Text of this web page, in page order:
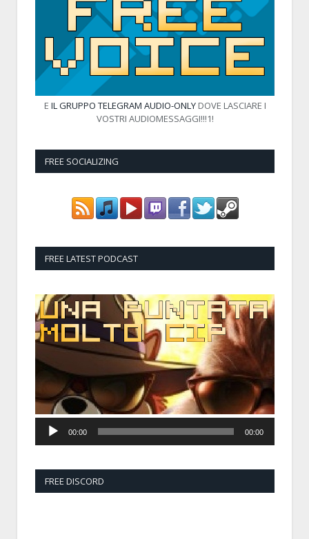
E IL GRUPPO TELEGRAM AUDIO-ONLYDOVE LASCIARE I
VOSTRI AUDIOMESSAGGI!!!1!
FREE SOCIALIZING
FREE LATEST PODCAST
Audio
Player
00:00 00:00
FREE DISCORD